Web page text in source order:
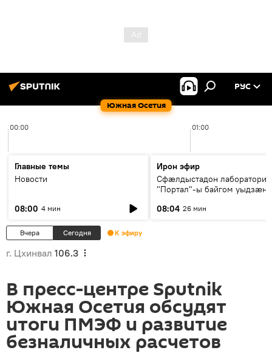
Южная Осетия
РУС
00:00 01:00
Главные темы
Новости
08:00 4 мин
Ирон эфир
Сфæлдыстадон лаборатори
"Портал"-ы байгом уыдзæн
Æхсары куыстыты равдыст
08:04 26 мин
Вчера Сегодня К эфиру
г. Цхинвал 106.3
В пресс-центре Sputnik
Южная Осетия обсудят
итоги ПМЭФ и развитие
безналичных расчетов